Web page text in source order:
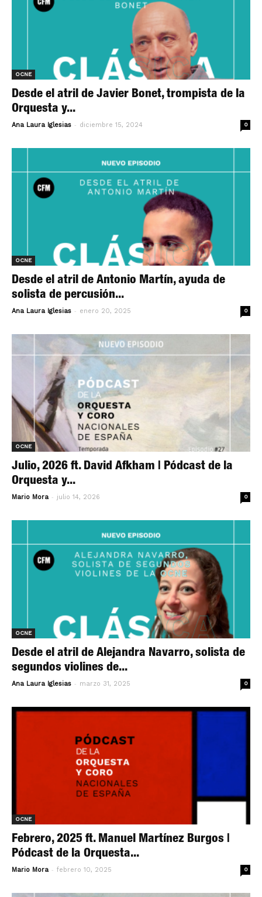
OCNE
Desde el atril de Javier Bonet, trompista de la
Orquesta y...
Ana Laura Iglesias - diciembre 15, 2024 0
OCNE
Desde el atril de Antonio Martín, ayuda de
solista de percusión...
Ana Laura Iglesias - enero 20, 2025 0
OCNE
Julio, 2026 ft. David Afkham | Pódcast de la
Orquesta y...
Mario Mora - julio 14, 2026 0
OCNE
Desde el atril de Alejandra Navarro, solista de
segundos violines de...
Ana Laura Iglesias - marzo 31, 2025 0
OCNE
Febrero, 2025 ft. Manuel Martínez Burgos |
Pódcast de la Orquesta...
Mario Mora - febrero 10, 2025 0